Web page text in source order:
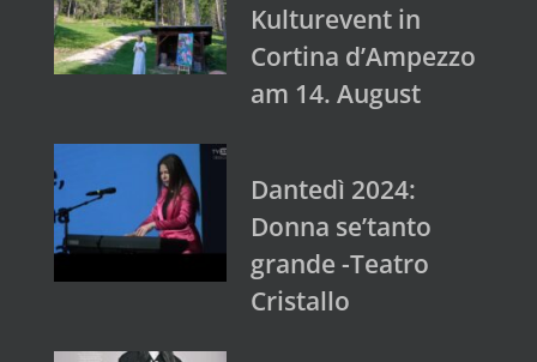
Kulturevent in
Cortina d’Ampezzo
am 14. August
Dantedì 2024:
Donna se’tanto
grande -Teatro
Cristallo